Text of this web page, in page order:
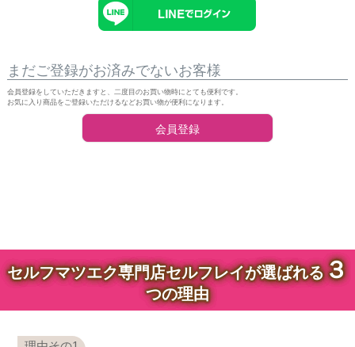
まだご登録がお済みでないお客様
会員登録をしていただきますと、二度目のお買い物時にとても便利です。
お気に入り商品をご登録いただけるなどお買い物が便利になります。
会員登録
セルフマツエク専門店セルフレイが選ばれる３
つの理由